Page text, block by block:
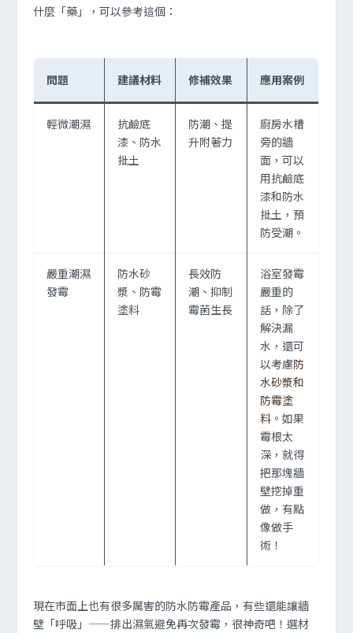
什麼「藥」，可以參考這個：
問題 建議材料 修補效果 應用案例
輕微潮濕
抗鹼底
漆、防水
批土
防潮、提
升附著力
廚房水槽
旁的牆
面，可以
用抗鹼底
漆和防水
批土，預
防受潮。
嚴重潮濕
發霉
防水砂
漿、防霉
塗料
長效防
潮、抑制
霉菌生長
浴室發霉
嚴重的
話，除了
解決漏
水，還可
以考慮防
水砂漿和
防霉塗
料 。如果
霉根太
深，就得
把那塊牆
壁挖掉重
做，有點
像做手
術！
現在市面上也有很多厲害的防水防霉產品，有些還能讓牆
壁「呼吸」——排出濕氣避免再次發霉，很神奇吧！選材